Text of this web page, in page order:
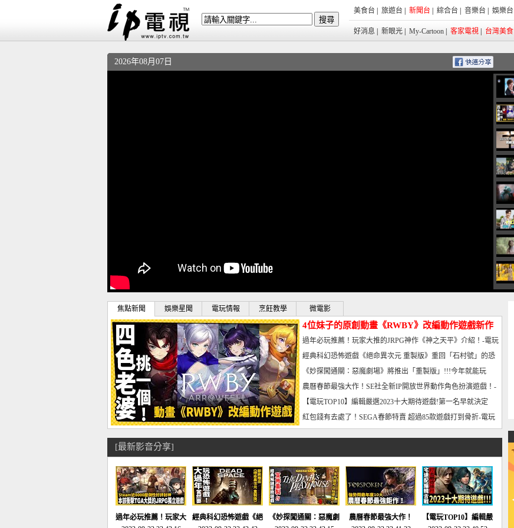
美食台 旅遊台 新聞台 綜合台 音樂台 娛樂台
好消息 新眼光 My-Cartoon 客家電視 台灣美食
2026年08月07日
焦點新聞 娛樂星聞 電玩情報 烹飪教學 微電影
4位妹子的原創動畫《RWBY》改編動作遊戲新作
曝光_電玩宅速配20221102
過年必玩推薦！玩家大推的JRPG神作《神之天平》介紹！-電玩
宅速配20230126
經典科幻恐怖遊戲《絕命異次元 重製版》重回「石村號」的恐
懼體驗-電玩宅速配20230125
《妙探闖通關：惡魔劇場》將推出「重製版」!!!今年就能玩
到!!-電玩宅速配20230124
農曆春節最強大作！SE社全新IP開放世界動作角色扮演遊戲！-
電玩宅速配20230123
【電玩TOP10】編輯嚴選2023十大期待遊戲!第一名早就決定
了，封面圖直接雷你!-電玩宅速配20230120
紅包錢有去處了！SEGA春節特賣 超過85款遊戲打到骨折-電玩
宅速配20230119
[最新影音分享]
過年必玩推薦！玩家大
經典科幻恐怖遊戲《絕
《妙探闖通關：惡魔劇
農曆春節最強大作！
【電玩TOP10】編輯嚴